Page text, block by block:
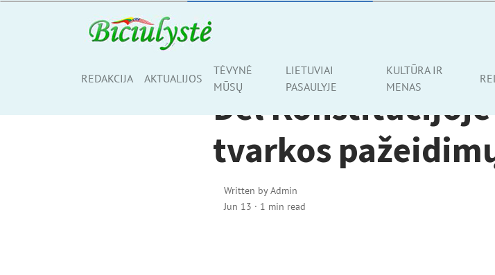
REDAKCIJA AKTUALIJOS
TĖVYNĖ
MŪSŲ
LIETUVIAI
PASAULYJE
KULTŪRA IR
MENAS
AKTUALIJOS
Dėl
tvarkos
Written byAdmin
Jun 13 · 1 min read
Share